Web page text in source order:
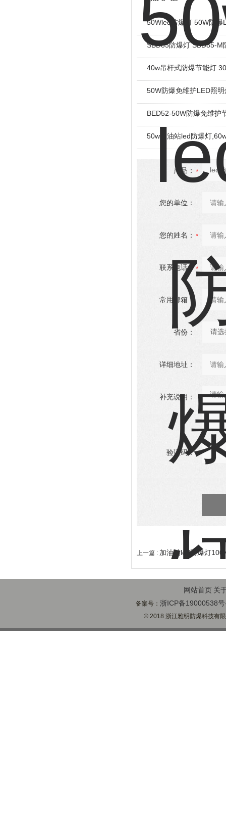
50Wled防爆灯 50W防爆
SBD85防爆灯 SBD85-M
40w吊杆式防爆节能灯
50W防爆免维护LED照
BED52-50W防爆免维护
50w加油站led防爆灯
产品：
您的单位：
您的姓名：
联系电话：
常用邮箱：
省份：
详细地址：
补充说明：
验证码：
上一篇 : 加油站led防爆灯
网站首页 关
备案号：浙ICP备19000538
© 2018 浙江雅明防爆科技有